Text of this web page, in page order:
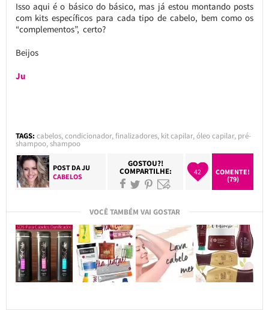
Isso aqui é o básico do básico, mas já estou montando posts
com kits específicos para cada tipo de cabelo, bem como os
“complementos”, certo?
Beijos
Ju
TAGS: cabelos,condicionador,finalizadores, kit capilar,óleo capilar, pré-
shampoo,shampoo
POST DAJU
CABELOS
GOSTOU?!
COMPARTILHE: 42
COMENTE!
(79)
VOCÊ TAMBÉM VAI GOSTAR